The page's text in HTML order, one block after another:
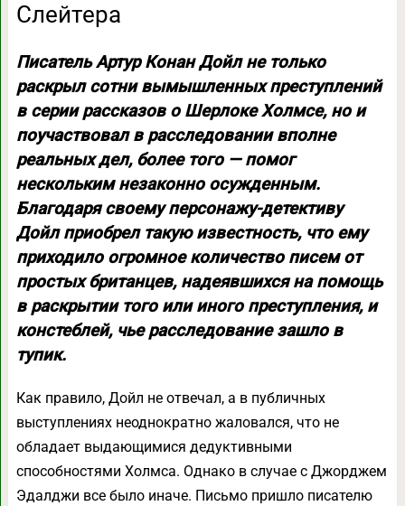
Слейтера
Писатель Артур Конан Дойл не только
раскрыл сотни вымышленных преступлений
в серии рассказов о Шерлоке Холмсе, но и
поучаствовал в расследовании вполне
реальных дел, более того — помог
нескольким незаконно осужденным.
Благодаря своему персонажу-детективу
Дойл приобрел такую известность, что ему
приходило огромное количество писем от
простых британцев, надеявшихся на помощь
в раскрытии того или иного преступления, и
констеблей, чье расследование зашло в
тупик.
Как правило, Дойл не отвечал, а в публичных
выступлениях неоднократно жаловался, что не
обладает выдающимися дедуктивными
способностями Холмса. Однако в случае с Джорджем
Эдалджи все было иначе. Письмо пришло писателю